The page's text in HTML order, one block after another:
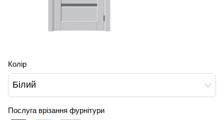
Колір
Білий
Послуга врізання фурнітури